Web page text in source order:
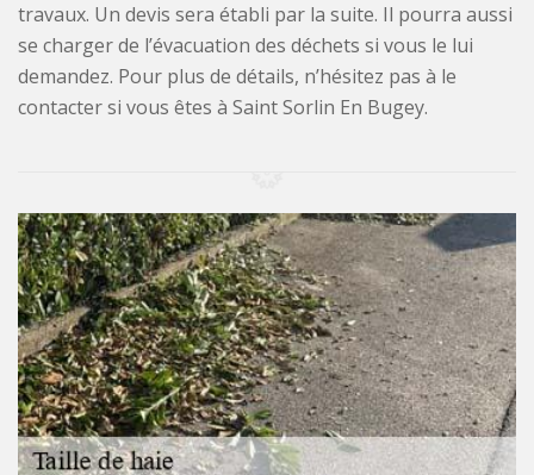
travaux. Un devis sera établi par la suite. Il pourra aussi
se charger de l’évacuation des déchets si vous le lui
demandez. Pour plus de détails, n’hésitez pas à le
contacter si vous êtes à Saint Sorlin En Bugey.